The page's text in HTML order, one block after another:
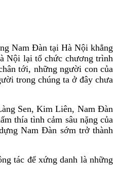
Nam Đàn tại Hà Nội khẳng
Nội lại tổ chức chương trình
tới, những người con của
trong chúng ta ở đây chưa
Sen, Kim Liên, Nam Đàn
thía tình cảm sâu nặng của
Nam Đàn sớm trở thành
tác để xứng danh là những